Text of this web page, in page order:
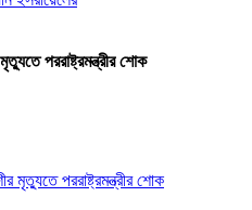
পররাষ্ট্রমন্ত্রীর শোক